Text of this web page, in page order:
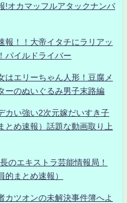
!オカマッフルアタックナンバ
報！！大帝イタチにラリアッ
パイルドライバー
エリーちゃん人形！豆腐メ
ーのぬいぐるみ男子末路編
カい強い2次元嫁だいすき子
とめ速報）話題な動画取り上
のエキストラ芸能情報局！
的まとめ速報）
カツオンの未解決事件簿へよ